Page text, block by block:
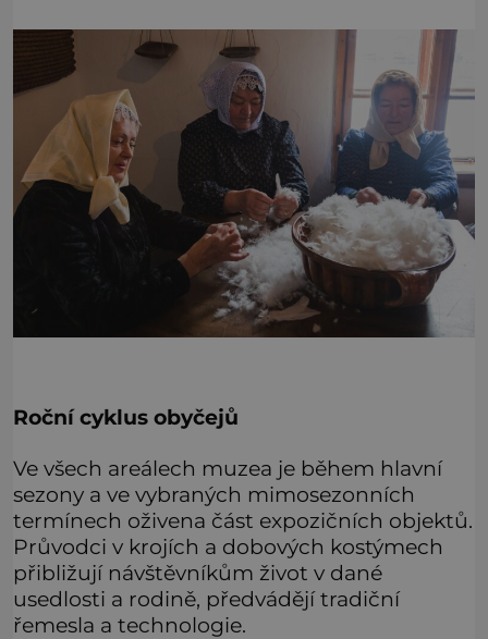
Roční cyklus obyčejů
Ve všech areálech muzea je během hlavní
sezony a ve vybraných mimosezonních
termínech oživena část expozičních objektů.
Průvodci v krojích a dobových kostýmech
přibližují návštěvníkům život v dané
usedlosti a rodině, předvádějí tradiční
řemesla a technologie.